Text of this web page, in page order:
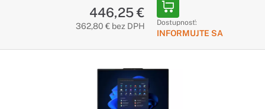
Úžasný herný výkon
Herné notebooky v sebe kombinujú výkonné komponenty s
výkonný herný procesor.
Pracovné notebooky Lenovo
446,25 €
362,80 € bez DPH Dostupnosť:
INFORMUJTE SA